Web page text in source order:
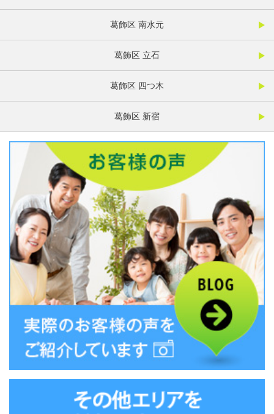
葛飾区 南水元
葛飾区 立石
葛飾区 四つ木
葛飾区 新宿